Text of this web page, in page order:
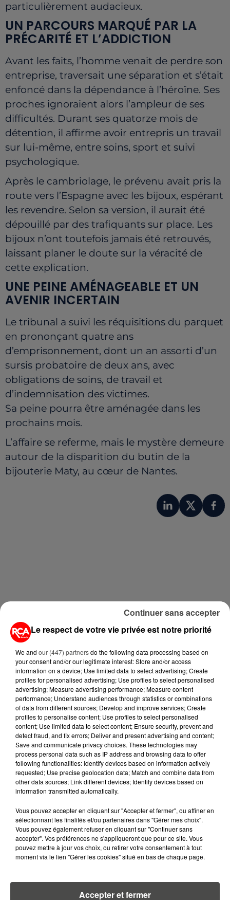
particulièrement audacieux.
UN PARCOURS MARQUÉ PAR LA
PRÉCARITÉ ET L’ADDICTION
Avant les faits, l’homme venait de perdre son
entreprise, traversait une séparation et s’était
enfoncé dans la dépendance à l’héroïne. Ses
proches ignoraient alors l’ampleur de ses
difficultés. Durant ses quatorze mois de
détention, il affirme avoir entrepris un travail
sur lui-même, entre soins, sport et suivi
psychologique.
Après le cambriolage, le prévenu avait pris la
route vers l’Espagne avec les bijoux, espérant
les revendre. Selon sa version, il aurait été
dépouillé par des trafiquants sur place. Les
bijoux n’ont toutefois jamais été retrouvés,
laissant planer le doute sur la véracité de
cette explication.
UNE PEINE AMÉNAGEABLE ET UN
AVENIR INCERTAIN
Le tribunal a suivi les réquisitions du parquet
en prononçant quatre ans
d’emprisonnement, dont un an assorti d’un
sursis probatoire de deux ans, avec
obligations de soins, de travail et
d’indemnisation des victimes.
Sa peine pourra être aménagée dans les
prochains mois.
L’affaire se referme, mais le mystère demeure
autour de la disparition du butin de la
bijouterie Maty, au cœur de Nantes.
CANICULE : POURQUOI LES
BOUTEILLES D'EAU
DISPARAISSENT DES RAYONS...
1er août 2026
UNE CHUTE FATALE DE 2 000
MÈTRES : UNE PARACHUTISTE DE
26 ANS PERD...
29 juillet 2026
KAVINSKY RETROUVÉ MORT À
SON DOMICILE : L'ICÔNE
FRANÇAISE DE...
23 juillet 2026
DE VANNES À NANTES, LE FUTUR
BOMBARDIER D'EAU FRANÇAIS
PREND SON ENVOL
ENTRE EN GUERRE CONTRE LES
FLAMMES
Le respect de votre vie privée est notre priorité
We and our (447) partnersdo the following data processing based on
your consent and/or our legitimate interest: Store and/or access
information on a device; Use limited data to select advertising; Create
profiles for personalised advertising; Use profiles to select personalised
advertising; Measure advertising performance; Measure content
performance; Understand audiences through statistics or combinations
of data from different sources; Develop and improve services; Create
profiles to personalise content; Use profiles to select personalised
content; Use limited data to select content; Ensure security, prevent and
detect fraud, and fix errors; Deliver and present advertising and content;
Save and communicate privacy choices. These technologies may
process personal data such as IP address and browsing data to offer
following functionalities: Identify devices based on information actively
requested; Use precise geolocation data; Match and combine data from
other data sources; Link different devices; Identify devices based on
information transmitted automatically.
Vous pouvez accepter en cliquant sur "Accepter et fermer", ou affiner en
sélectionnant les finalités et/ou partenaires dans "Gérer mes choix".
Vous pouvez également refuser en cliquant sur "Continuer sans
accepter". Vos préférences ne s'appliqueront que pour ce site. Vous
pouvez mettre à jour vos choix, ou retirer votre consentement à tout
moment via le lien "Gérer les cookies" situé en bas de chaque page.
Accepter et fermer
Continuer sans accepter